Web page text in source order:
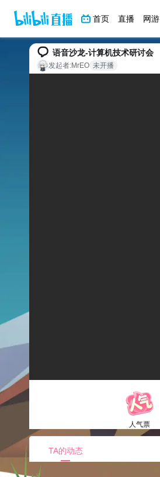
首页 直播 网游
语音沙龙-计算机技术研讨会
发起者:MrEO 未开播
人气票
1电池
TA的动态